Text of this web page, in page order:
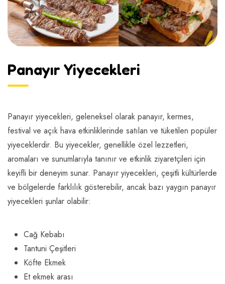
Panayır Yiyecekleri
Panayır yiyecekleri, geleneksel olarak panayır, kermes,
festival ve açık hava etkinliklerinde satılan ve tüketilen popüler
yiyeceklerdir. Bu yiyecekler, genellikle özel lezzetleri,
aromaları ve sunumlarıyla tanınır ve etkinlik ziyaretçileri için
keyifli bir deneyim sunar. Panayır yiyecekleri, çeşitli kültürlerde
ve bölgelerde farklılık gösterebilir, ancak bazı yaygın panayır
yiyecekleri şunlar olabilir:
Cağ Kebabı
Tantuni Çeşitleri
Köfte Ekmek
Et ekmek arası